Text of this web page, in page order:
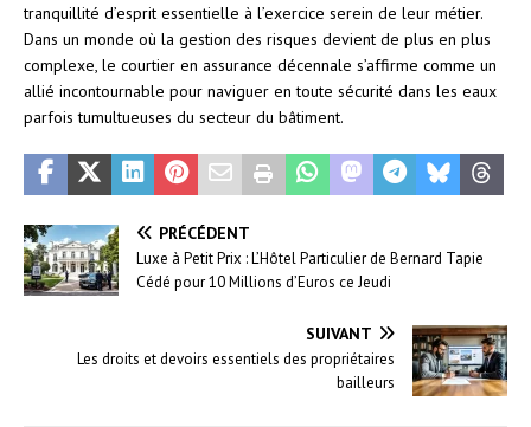
tranquillité d’esprit essentielle à l’exercice serein de leur métier.
Dans un monde où la gestion des risques devient de plus en plus
complexe, le courtier en assurance décennale s’affirme comme un
allié incontournable pour naviguer en toute sécurité dans les eaux
parfois tumultueuses du secteur du bâtiment.
PRÉCÉDENT
Luxe à Petit Prix : L’Hôtel Particulier de Bernard Tapie
Cédé pour 10 Millions d’Euros ce Jeudi
SUIVANT
Les droits et devoirs essentiels des propriétaires
bailleurs